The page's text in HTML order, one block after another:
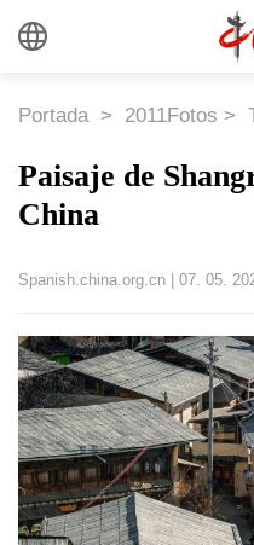
Portada > 2011Fotos >
Paisaje de
China
Spanish.china.org.cn 07. 05.